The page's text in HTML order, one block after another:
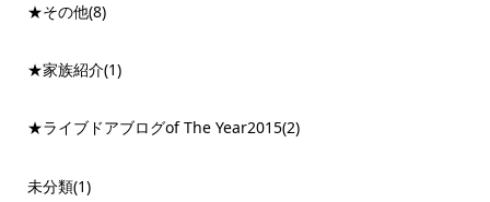
★その他(8)
★家族紹介(1)
★ライブドアブログof The Year2015(2)
未分類(1)